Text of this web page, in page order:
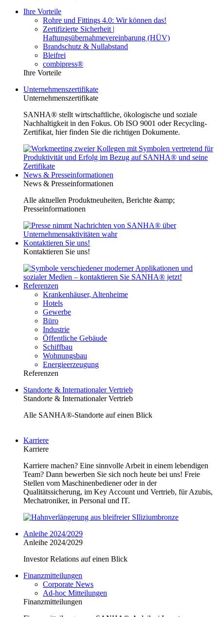
Ihre Vorteile
Rohre und Fittings 4.0: Wir können das!
Zertifizierte Sicherheit |
Haftungsübernahmevereinbarung (HÜV)
Brandschutz & Nullabstand
Bleifrei
combipress®
Ihre Vorteile
Unternehmenszertifikate
Unternehmenszertifikate
SANHA® stellt wirtschaftliche, ökologische und soziale
Nachhaltigkeit in den Fokus. Ob ISO 9001 oder Recycling-
Zertifikat, hier finden Sie die richtigen Dokumente.
News & Presseinformationen
News & Presseinformationen
Alle aktuellen Produktneuheiten, Berichte &amp;
Presseinformationen
Kontaktieren Sie uns!
Kontaktieren Sie uns!
Referenzen
Krankenhäuser, Altenheime
Hotels
Gewerbe
Büro
Industrie
Öffentliche Gebäude
Schiffbau
Wohnungsbau
Energieerzeugung
Referenzen
Standorte & Internationaler Vertrieb
Standorte & Internationaler Vertrieb
Alle SANHA®-Standorte auf einen Blick
Karriere
Karriere
Karriere machen? Eine sinnvolle Arbeit in einem lebendigen
Team? Dann bewerben Sie sich noch heute bei uns! Freie
Stellen vom Maschinenbediener oder in der
Qualitätssicherung, im Key Account und Vertrieb, für Azubis,
Mechatroniker, in Personal und IT.
Anleihe 2024/2029
Anleihe 2024/2029
Investor Relations auf einen Blick
Finanzmitteilungen
Corporate News
Ad-hoc Mitteilungen
Finanzmitteilungen